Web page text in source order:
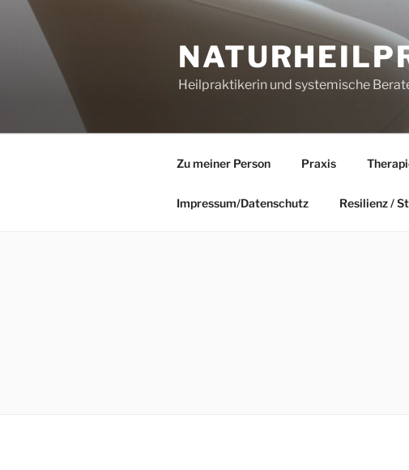
springen
Heilpraktikerin und systemische
Zu meiner Person Praxis
Impressum/Datenschutz Resilienz /